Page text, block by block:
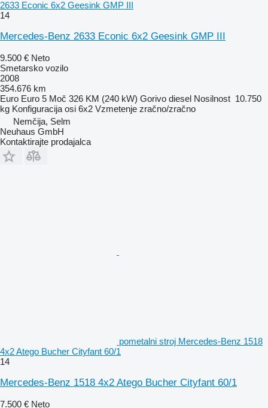
2633 Econic 6x2 Geesink GMP III
14
Mercedes-Benz 2633 Econic 6x2 Geesink GMP III
9.500 € Neto
Smetarsko vozilo
2008
354.676 km
Euro Euro 5 Moč 326 KM (240 kW) Gorivo diesel Nosilnost 10.750
kg Konfiguracija osi 6x2 Vzmetenje zračno/zračno
Nemčija, Selm
Neuhaus GmbH
Kontaktirajte prodajalca
pometalni stroj Mercedes-Benz 1518
4x2 Atego Bucher Cityfant 60/1
14
Mercedes-Benz 1518 4x2 Atego Bucher Cityfant 60/1
7.500 € Neto